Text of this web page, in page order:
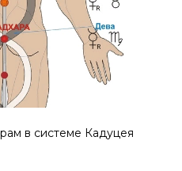
в системе Кадуцея